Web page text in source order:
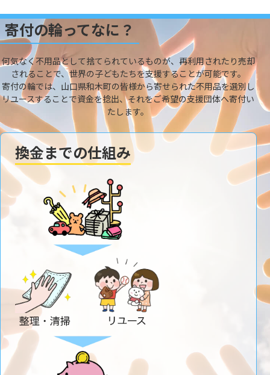
寄付の輪ってなに？
何気なく不用品として捨てられているものが、再利用されたり売却
されることで、世界の子どもたちを支援することが可能です。
寄付の輪では、山口県和木町の皆様から寄せられた不用品を選別し
リユースすることで資金を捻出、それをご希望の支援団体へ寄付い
たします。
換金までの仕組み